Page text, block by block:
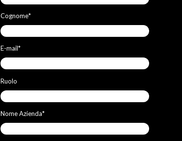
Cognome*
E-mail*
Ruolo
Nome Azienda*